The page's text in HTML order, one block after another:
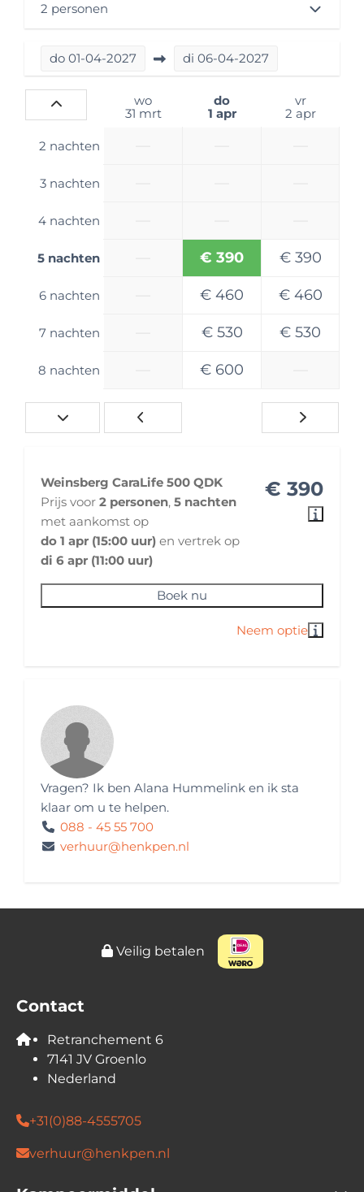
Maximaal toelaatbaar gewicht in KG: 1500
Bouwjaar
Bouwjaar: 2027
Verwarming & Verkoeling
Centrale verwarming
Aantal slaapplaatsen
5 slaapplaatsen
Keuken
Fornuistype: Gasfornuis 2 pits
Koelkast: Met vriesvak
Badkamer
Wastafel
Slaapkamer
Breedte primaire slaapplek (cm): 140
Secundaire slaapplek: Stapelbed +
bedombouw treinzit
Lengte secundaire slaapplek (cm): 187
Breedte secundaire slaapplek (cm): 70
Beddengoed inbegrepen? : Nee
Vereist rijbewijs: Rijbewijs B
Vereiste minimumleeftijd van de bestuurder in
jaren: 23
2 personen
do 01-04-2027 di 06-04-2027
wo
31 mrt
do
1 apr
vr
2 apr
2 nachten
3 nachten
4 nachten
5 nachten € 390 € 390
6 nachten € 460 € 460
7 nachten € 530 € 530
8 nachten € 600
€ 390
Weinsberg CaraLife 500 QDK
Prijs voor 2 personen, 5 nachten
met aankomst op
do 1 apr (15:00 uur) en vertrek op
di 6 apr (11:00 uur)
Boek nu
Vragen? Ik ben Alana Hummelink en ik sta
klaar om u te helpen.
088 - 45 55 700
verhuur@henkpen.nl
Veilig betalen
Contact
Retranchement 6
7141 JV Groenlo
Nederland
+31(0)88-4555705
verhuur@henkpen.nl